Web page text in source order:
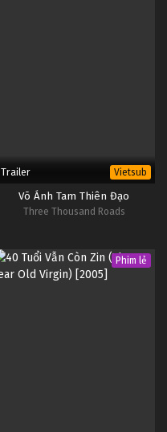
Trailer Vietsub
Võ Ánh Tam Thiên Đạo
Three Thousand Roads
Phim lẻ